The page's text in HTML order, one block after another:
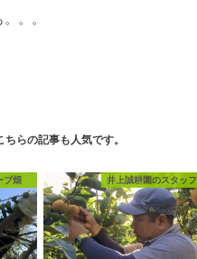
。。
ちらの記事も人気です。
ブ畑 井上誠耕園のスタッフ